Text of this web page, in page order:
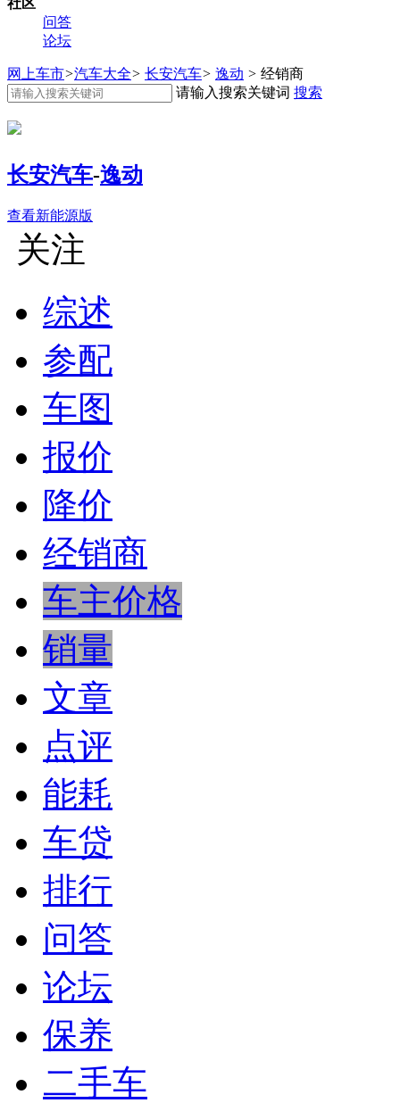
社区
问答
论坛
网上车市>汽车大全> 长安汽车> 逸动 > 经销商
请输入搜索关键词 搜索
长安汽车-逸动
查看新能源版
关注
综述
参配
车图
报价
降价
经销商
车主价格
销量
文章
点评
能耗
车贷
排行
问答
论坛
保养
二手车